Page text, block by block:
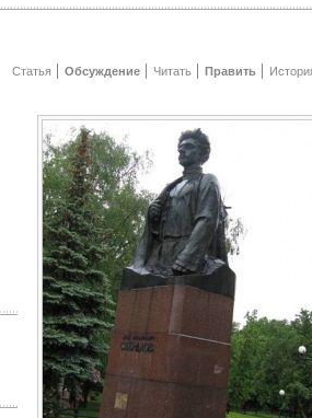
Статья Обсуждение Читать Править